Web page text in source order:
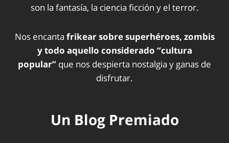
son la fantasía, la ciencia ficción y el terror.
Nos encanta frikear sobre superhéroes, zombis
y todo aquello considerado “cultura
popular” que nos despierta nostalgia y ganas de
disfrutar.
Un Blog Premiado